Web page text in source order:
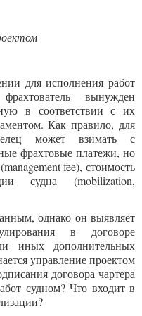
для исполнения работ
вынужден
в соответствии с их
Как правило, для
может взимать с
фрахтовые платежи, но
fee), стоимость
судна (mobilization,
однако он выявляет
в договоре
иных дополнительных
управление проектом
договора чартера
судном? Что входит в